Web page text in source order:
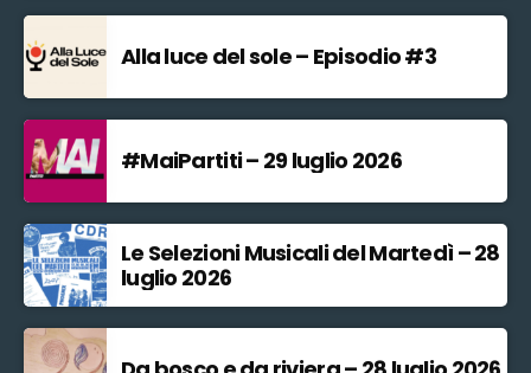
Alla luce del sole – Episodio #3
#MaiPartiti – 29 luglio 2026
Le Selezioni Musicali del Martedì – 28
luglio 2026